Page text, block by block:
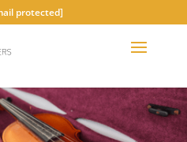
protected]